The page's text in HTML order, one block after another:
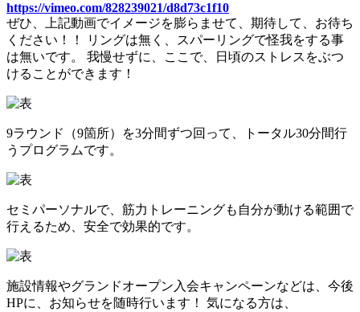
https://vimeo.com/828239021/d8d73c1f10
ぜひ、上記動画でイメージを膨らませて、期待して、お待ち
ください！！ リングは無く、スパーリングで怪我をする事
は無いです。 我慢せずに、ここで、日頃のストレスをぶつ
けることができます！
9ラウンド（9箇所）を3分間ずつ回って、トータル30分間行
うプログラムです。
セミパーソナルで、筋力トレーニングも自分が動ける範囲で
行えるため、安全で効果的です。
施設情報やグランドオープン入会キャンペーンなどは、今後
HPに、お知らせを随時行います！ 気になる方は、